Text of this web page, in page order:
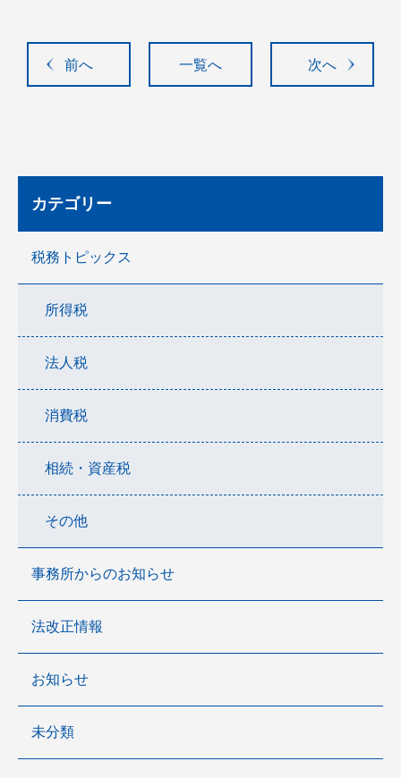
前へ 一覧へ 次へ
カテゴリー
税務トピックス
所得税
法人税
消費税
相続・資産税
その他
事務所からのお知らせ
法改正情報
お知らせ
未分類